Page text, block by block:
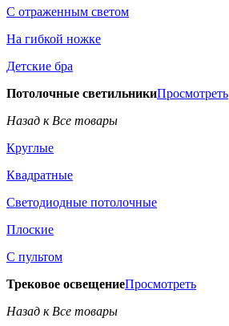
С отраженным светом
На гибкой ножке
Детские бра
Потолочные светильникиПросмотреть
Назад к Все товары
Круглые
Квадратные
Светодиодные потолочные
Плоские
С пультом
Трековое освещениеПросмотреть
Назад к Все товары